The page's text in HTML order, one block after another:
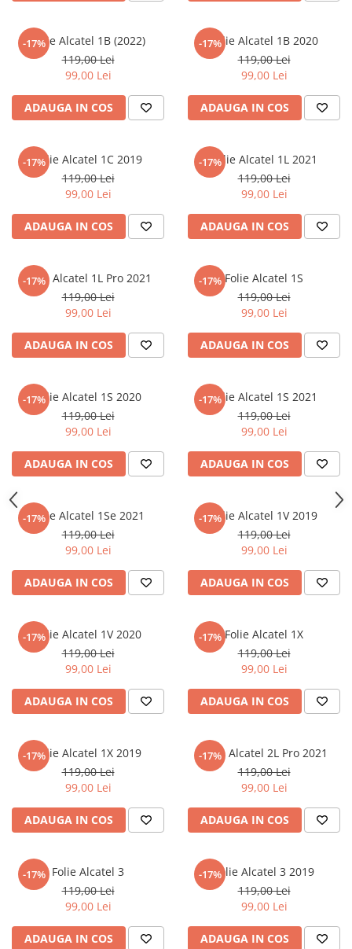
Leeco
Lenovo
Maxwest
Micromax
Microsoft
Nio
Nothing
Orange
Palm
Panasonic
Plum
Posh
Qmobile
Razer
Samsung
Sharp
Sonim
Sony
TCL
Tecno
Ulefone
Unnecto
Vivo
Wiko
Xiaomi
Yezz
Plum
Realme
Sanko
TCL
Tecno
Ulefone
verykool
Wacom
Yezz
ZTE
Skoda
Ssangyong
Suzuki
Toyota
Volkswagen
-17%
Folie Alcatel 1B (2022)
119,00 Lei
99,00 Lei
ADAUGA IN COS
-17%Folie Alcatel 1B 2020
119,00 Lei
99,00 Lei
ADAUGA IN COS
-17%Folie Alcatel 1C 2019
119,00 Lei
99,00 Lei
ADAUGA IN COS
-17%Folie Alcatel 1L 2021
119,00 Lei
99,00 Lei
ADAUGA IN COS
-17%
Folie Alcatel 1L Pro 2021
119,00 Lei
99,00 Lei
ADAUGA IN COS
-17% Folie Alcatel 1S
119,00 Lei
99,00 Lei
ADAUGA IN COS
-17%Folie Alcatel 1S 2020
119,00 Lei
99,00 Lei
ADAUGA IN COS
-17%Folie Alcatel 1S 2021
119,00 Lei
99,00 Lei
ADAUGA IN COS
-17%
Folie Alcatel 1Se 2021
119,00 Lei
99,00 Lei
ADAUGA IN COS
-17%Folie Alcatel 1V 2019
119,00 Lei
99,00 Lei
ADAUGA IN COS
-17%Folie Alcatel 1V 2020
119,00 Lei
99,00 Lei
ADAUGA IN COS
-17% Folie Alcatel 1X
119,00 Lei
99,00 Lei
ADAUGA IN COS
-17%Folie Alcatel 1X 2019
119,00 Lei
99,00 Lei
ADAUGA IN COS
-17%
Folie Alcatel 2L Pro 2021
119,00 Lei
99,00 Lei
ADAUGA IN COS
-17% Folie Alcatel 3
119,00 Lei
99,00 Lei
ADAUGA IN COS
-17%Folie Alcatel 3 2019
119,00 Lei
99,00 Lei
ADAUGA IN COS